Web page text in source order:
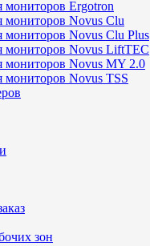
мониторов Ergotron
мониторов Novus Clu
мониторов Novus Clu Plus
мониторов Novus LiftTEC
мониторов Novus MY 2.0
мониторов Novus TSS
зон